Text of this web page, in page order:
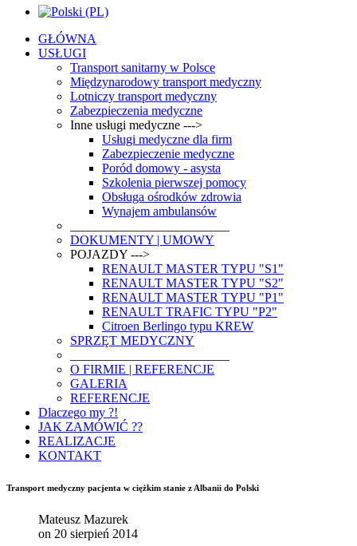
GŁÓWNA
USŁUGI
Transport sanitarny w Polsce
Międzynarodowy transport medyczny
Lotniczy transport medyczny
Zabezpieczenia medyczne
Inne usługi medyczne --->
Usługi medyczne dla firm
Zabezpieczenie medyczne
Poród domowy - asysta
Szkolenia pierwszej pomocy
Obsługa ośrodków zdrowia
Wynajem ambulansów
DOKUMENTY | UMOWY
POJAZDY --->
RENAULT MASTER TYPU "S1"
RENAULT MASTER TYPU "S2"
RENAULT MASTER TYPU "P1"
RENAULT TRAFIC TYPU "P2"
Citroen Berlingo typu KREW
SPRZĘT MEDYCZNY
O FIRMIE | REFERENCJE
GALERIA
REFERENCJE
Dlaczego my ?!
JAK ZAMÓWIĆ ??
REALIZACJE
KONTAKT
Transport medyczny pacjenta w ciężkim stanie z Albanii do Polski
Mateusz Mazurek
on 20 sierpień 2014